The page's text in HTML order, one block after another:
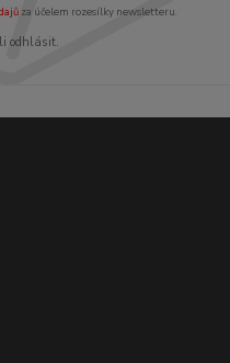
za účelem rozesílky newsletteru.
odhlásit.